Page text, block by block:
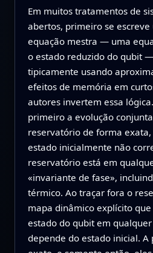
Em muitos tratamentos de
abertos, primeiro se
equação mestra — uma
o estado reduzido do qubit
tipicamente usando
efeitos de memória em
autores invertem essa
primeiro a evolução
reservatório de forma
estado inicialmente não
reservatório está em
«invariante de fase»,
térmico. Ao traçar fora o
mapa dinâmico explícito
estado do qubit em
depende do estado inicial. A